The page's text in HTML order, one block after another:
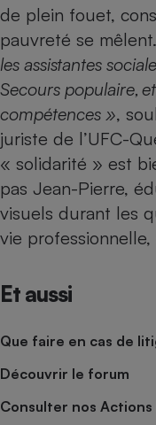
de plein fouet,
pauvreté se mêlent.
les assistantes
Secours populaire,
compétences »,
juriste de l’UFC-
« solidarité » est
pas Jean-Pierre,
visuels durant les
vie
Et aussi
Que faire en cas de
Découvrir le forum
Consulter nos Actions